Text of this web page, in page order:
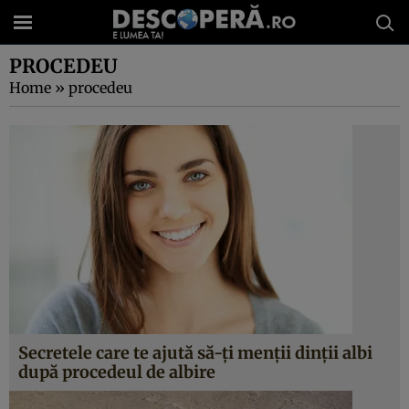
PROCEDEU
Home » procedeu
Secretele care te ajută să-ţi menţii dinţii albi
după procedeul de albire